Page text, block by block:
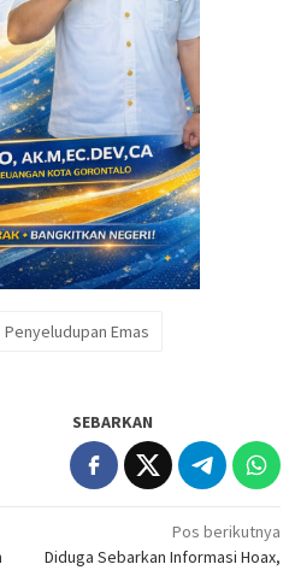
Penyeludupan Emas
SEBARKAN
Pos berikutnya
Diduga Sebarkan Informasi Hoax,